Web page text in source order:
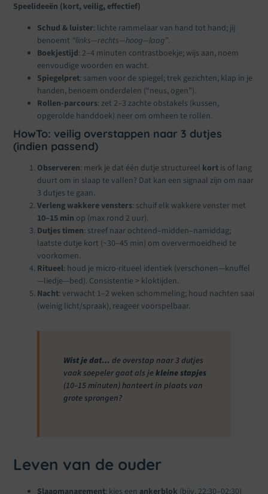
Speelideeën (kort, veilig, effectief)
Schud & luister: lichte rammelaar van hand tot hand; jij
benoemt “links—rechts—hoog—laag”.
Boekjestijd: 2–4 minuten contrastboekje; wijs aan, noem
eenvoudige woorden en wacht.
Spiegelpret: samen voor de spiegel; trek gezichten, klap in je
handen, benoem onderdelen (“neus, ogen”).
Rollen-parcours: zet 2–3 zachte obstakels (kussen,
opgerolde handdoek) neer om omheen te rollen.
HowTo: veilig overstappen naar 3 dutjes
(indien passend)
Observeren: merk je dat één dutje structureel kort is of lang
duurt om in slaap te vallen? Dat kan een signaal zijn om naar
3 dutjes te gaan.
Verleng wakkere vensters: schuif elk wakkere venster met
10–15 min op (max rond 2 uur).
Dutjes timen: streef naar ochtend–midden–namiddag;
laatste dutje kort (~30–45 min) om oververmoeidheid te
voorkomen.
Ritueel: houd je micro-ritueel identiek (verschonen—knuffel
—liedje—bed). Consistentie > kloktijden.
Nacht: verwacht 1–2 weken schommeling; houd nachten saai
(weinig licht/spraak), reageer voorspelbaar.
Wist je dat… de overstap naar 3 dutjes
vaak soepeler gaat als jekleine stapjes
(10–15 minuten) hanteert in plaats van
grote sprongen?
Leven van de ouder
Slaapmanagement: kies een ankerblok (bijv. 22:30–02:30)